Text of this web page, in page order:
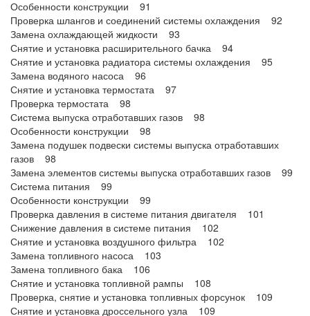
Особенности конструкции 91
Проверка шлангов и соединений системы охлаждения 92
Замена охлаждающей жидкости 93
Снятие и установка расширительного бачка 94
Снятие и установка радиатора системы охлаждения 95
Замена водяного насоса 96
Снятие и установка термостата 97
Проверка термостата 98
Система выпуска отработавших газов 98
Особенности конструкции 98
Замена подушек подвески системы выпуска отработавших
газов 98
Замена элементов системы выпуска отработавших газов 99
Система питания 99
Особенности конструкции 99
Проверка давления в системе питания двигателя 101
Снижение давления в системе питания 102
Снятие и установка воздушного фильтра 102
Замена топливного насоса 103
Замена топливного бака 106
Снятие и установка топливной рампы 108
Проверка, снятие и установка топливных форсунок 109
Снятие и установка дроссельного узла 109